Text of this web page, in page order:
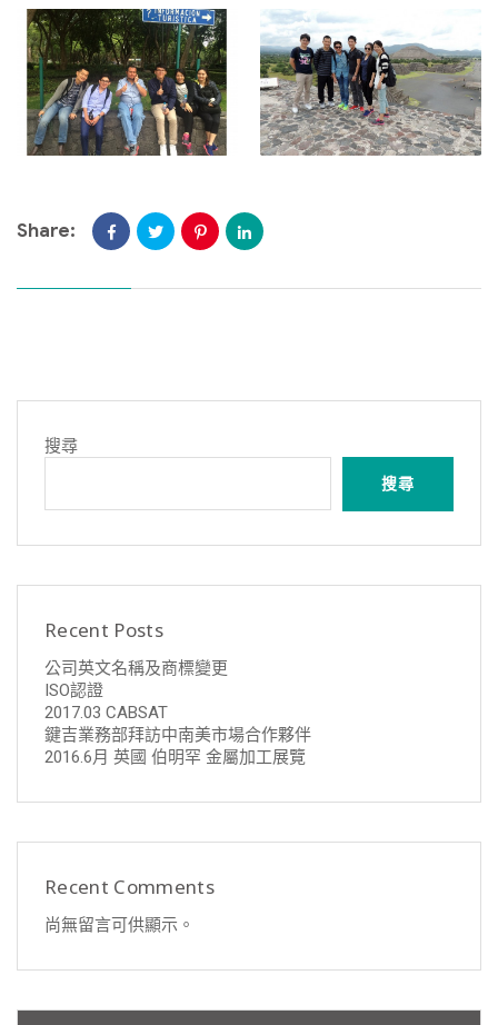
Share:
搜尋
搜尋
Recent Posts
公司英文名稱及商標變更
ISO認證
2017.03 CABSAT
鍵吉業務部拜訪中南美市場合作夥伴
2016.6月 英國 伯明罕 金屬加工展覽
Recent Comments
尚無留言可供顯示。